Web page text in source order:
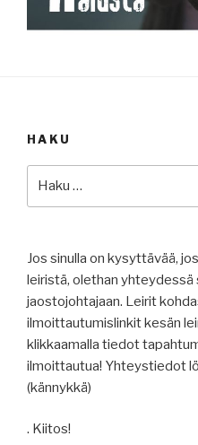
HAKU
Jos sinulla on kysyttävää,
leiristä, olethan yhteydessä
jaostojohtajaan. Leirit
ilmoittautumislinkit kesän
klikkaamalla tiedot
ilmoittautua! Yhteystiedot
(kännykkä)
. Kiitos!